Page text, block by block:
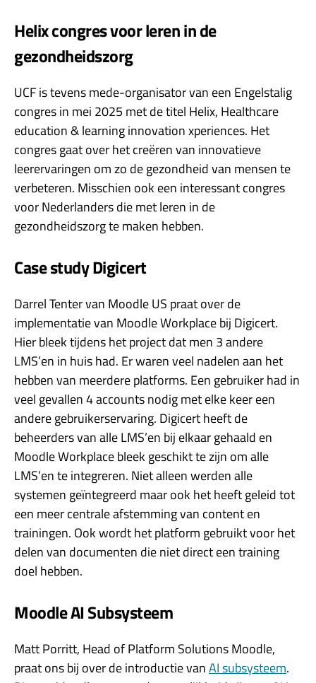
Helix congres voor leren in de
gezondheidszorg
UCF is tevens mede-organisator van een Engelstalig
congres in mei 2025 met de titel Helix, Healthcare
education & learning innovation xperiences. Het
congres gaat over het creëren van innovatieve
leerervaringen om zo de gezondheid van mensen te
verbeteren. Misschien ook een interessant congres
voor Nederlanders die met leren in de
gezondheidszorg te maken hebben.
Case study Digicert
Darrel Tenter van Moodle US praat over de
implementatie van Moodle Workplace bij Digicert.
Hier bleek tijdens het project dat men 3 andere
LMS’en in huis had. Er waren veel nadelen aan het
hebben van meerdere platforms. Een gebruiker had in
veel gevallen 4 accounts nodig met elke keer een
andere gebruikerservaring. Digicert heeft de
beheerders van alle LMS’en bij elkaar gehaald en
Moodle Workplace bleek geschikt te zijn om alle
LMS’en te integreren. Niet alleen werden alle
systemen geïntegreerd maar ook het heeft geleid tot
een meer centrale afstemming van content en
trainingen. Ook wordt het platform gebruikt voor het
delen van documenten die niet direct een training
doel hebben.
Moodle AI Subsysteem
Matt Porritt, Head of Platform Solutions Moodle,
praat ons bij over de introductie vanAI subsysteem.